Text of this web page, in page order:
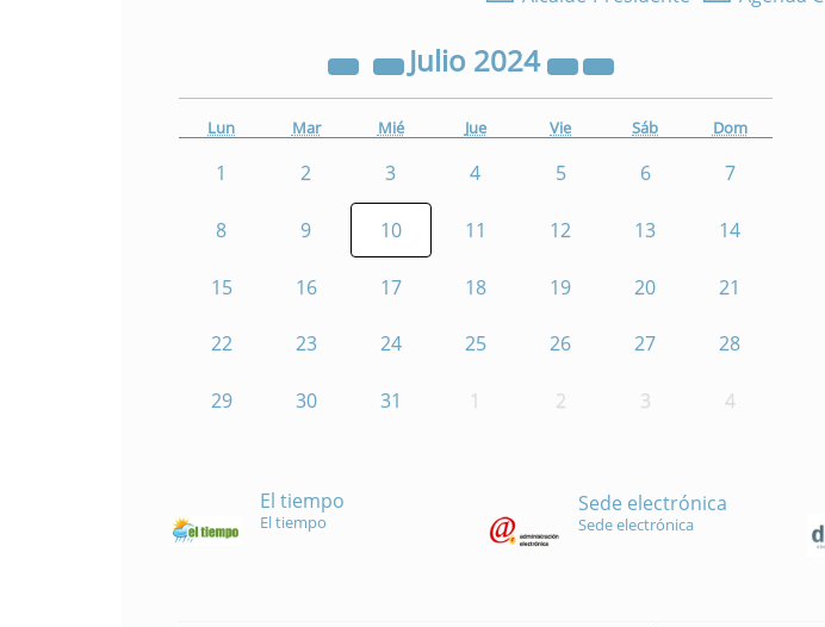
Julio 2024
Lun Mar Mié Jue Vie Sáb Dom
1 2 3 4 5 6 7
8 9 10 11 12 13 14
15 16 17 18 19 20 21
22 23 24 25 26 27 28
29 30 31 1 2 3 4
El tiempo
El tiempo
Sede electrónica
Sede electrónica